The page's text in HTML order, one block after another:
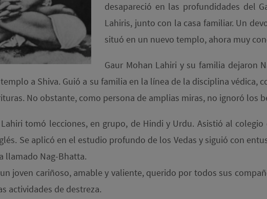
desapareció en las profundidades del
Lahiris, junto con la casa familiar. Un
situó en un nuevo templo, ahora muy
Gaur Mohan Lahiri y su familia dejaron
a Shiva. Guió a su familia en la línea de la disciplina védica,
No obstante, como persona de amplias miras, no ignoró los
tomó lecciones, en grupo, de Hindi y Urdu. Asistió al
Se aplicó en el estudio profundo de los Vedas y siguió con
llamado Nag-Bhatta.
joven cariñoso, amable y valiente, querido por todos sus
actividades de destreza.